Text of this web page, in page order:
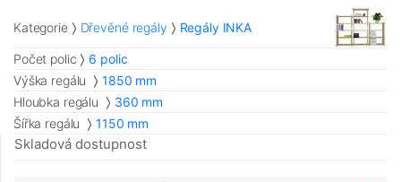
Kategorie Dřevěné regály Regály INKA
Počet polic
6 polic
Výška regálu
1850 mm
Hloubka regálu
360 mm
Šířka regálu
1150 mm
Skladová dostupnost